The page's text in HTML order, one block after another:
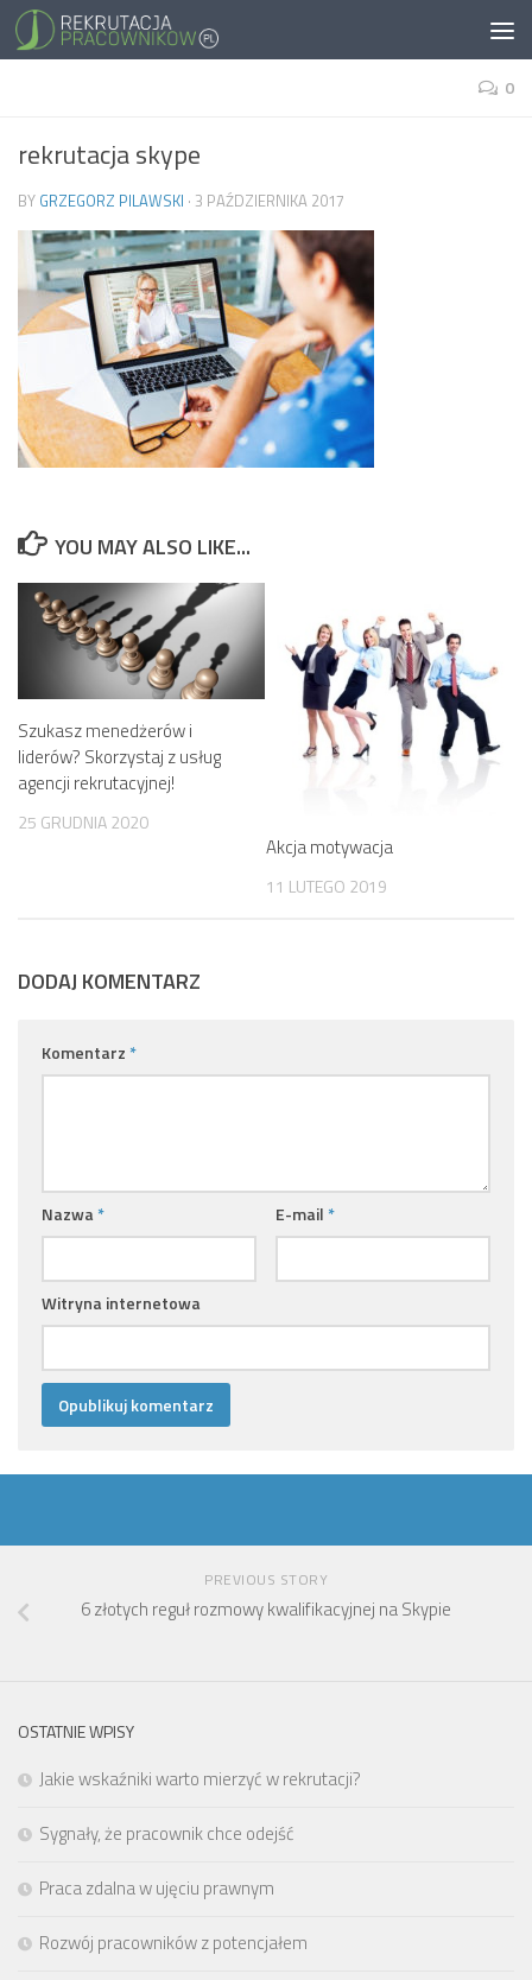
0
rekrutacja skype
BY GRZEGORZ PILAWSKI · 3 PAŹDZIERNIKA 2017
YOU MAY ALSO LIKE...
Szukasz menedżerów i
liderów? Skorzystaj z usług
agencji rekrutacyjnej!
25 GRUDNIA 2020
Akcja motywacja
11 LUTEGO 2019
DODAJ KOMENTARZ
Komentarz *
Nazwa * E-mail *
Witryna internetowa
PREVIOUS STORY
6 złotych reguł rozmowy kwalifikacyjnej na Skypie
OSTATNIE WPISY
Jakie wskaźniki warto mierzyć w rekrutacji?
Sygnały, że pracownik chce odejść
Praca zdalna w ujęciu prawnym
Rozwój pracowników z potencjałem